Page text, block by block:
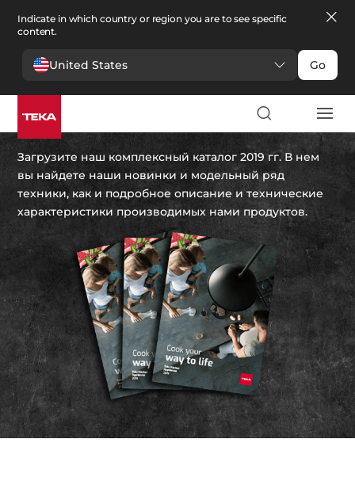
Indicate in which country or region you are to see specific
content.
United States Go
Каталог Teka 2019
Загрузите наш комплексный каталог 2019 гг. В нем
вы найдете наши новинки и модельный ряд
техники, как и подробное описание и технические
характеристики производимых нами продуктов.